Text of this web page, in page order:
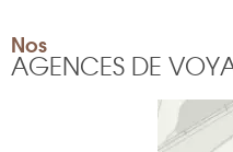
Nos
AGENCES DE